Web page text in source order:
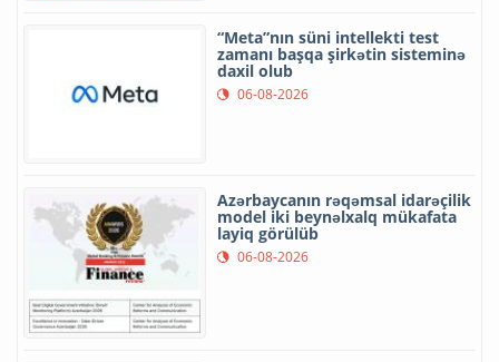
“Meta”nın süni intellekti test
zamanı başqa şirkətin sisteminə
daxil olub
06-08-2026
Azərbaycanın rəqəmsal idarəçilik
model iki beynəlxalq mükafata
layiq görülüb
06-08-2026